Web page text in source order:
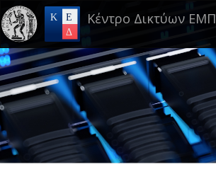
Skip
to
main
content
Κέντρο Δικτύων ΕΜΠ